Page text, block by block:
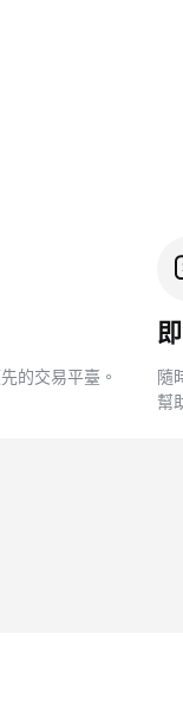
的交易平臺。
隨
幫